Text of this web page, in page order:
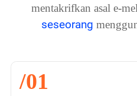
mentakrifkan asal e-
seseorang
/01